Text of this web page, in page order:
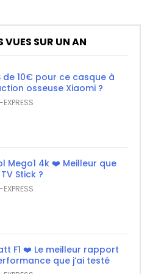
VUES SUR UN AN
de 10€ pour ce casque à
osseuse Xiaomi ?
Mego1 4k ❤️ Meilleur que
Stick ?
F1 ❤️ Le meilleur rapport
que j’ai testé